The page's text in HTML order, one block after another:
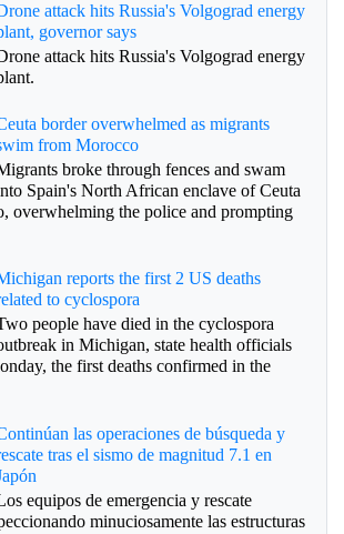
attack hits Russia's Volgograd energy
governor says
attack hits Russia's Volgograd energy
border overwhelmed as migrants
from Morocco
broke through fences and swam
Spain's North African enclave of Ceuta
overwhelming the police and prompting
reports the first 2 US deaths
to cyclospora
people have died in the cyclospora
in Michigan, state health officials
the first deaths confirmed in the
las operaciones de búsqueda y
tras el sismo de magnitud 7.1 en
equipos de emergencia y rescate
minuciosamente las estructuras